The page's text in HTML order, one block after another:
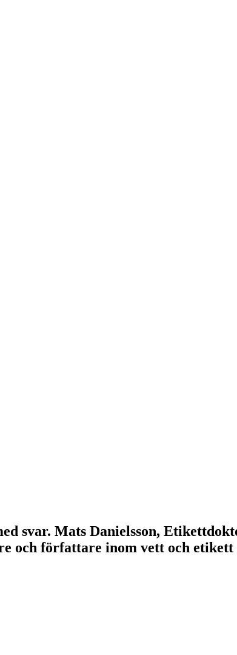
svar. Mats Danielsson,
och författare inom vett och etikett